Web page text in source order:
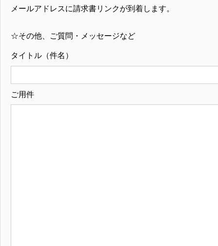
メールアドレスに請求書リンクが到着します。
☆その他、ご質問・メッセージなど
タイトル（件名）
ご用件